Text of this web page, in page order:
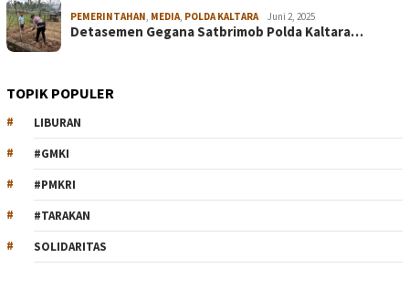
PEMERINTAHAN, MEDIA, POLDA KALTARA Juni 2, 2025
Detasemen Gegana Satbrimob Polda Kaltara…
TOPIK POPULER
LIBURAN
#GMKI
#PMKRI
#TARAKAN
SOLIDARITAS